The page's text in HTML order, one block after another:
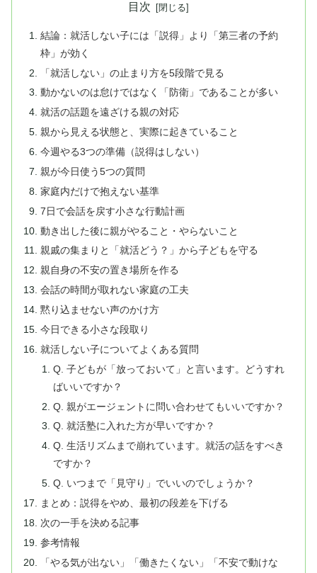
目次
結論：就活しない子には「説得」より「第三者の予約
枠」が効く
「就活しない」の止まり方を5段階で見る
動かないのは怠けではなく「防衛」であることが多い
就活の話題を遠ざける親の対応
親から見える状態と、実際に起きていること
今週やる3つの準備（説得はしない）
親が今日使う5つの質問
家庭内だけで抱えない基準
7日で会話を戻す小さな行動計画
動き出した後に親がやること・やらないこと
親戚の集まりと「就活どう？」から子どもを守る
親自身の不安の置き場所を作る
会話の時間が取れない家庭の工夫
黙り込ませない声のかけ方
今日できる小さな段取り
就活しない子についてよくある質問
Q. 子どもが「放っておいて」と言います。どうすれ
ばいいですか？
Q. 親がエージェントに問い合わせてもいいですか？
Q. 就活塾に入れた方が早いですか？
Q. 生活リズムまで崩れています。就活の話をすべき
ですか？
Q. いつまで「見守り」でいいのでしょうか？
まとめ：説得をやめ、最初の段差を下げる
次の一手を決める記事
参考情報
「やる気が出ない」「働きたくない」「不安で動けな